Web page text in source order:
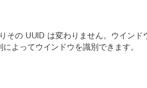
その UUID は変わりません。ウインド
よってウインドウを識別できます。